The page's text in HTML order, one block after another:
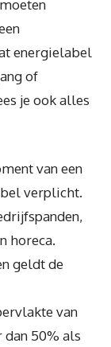
energielabel
of
je ook alles
van een
verplicht.
horeca.
geldt de
van
dan 50% als